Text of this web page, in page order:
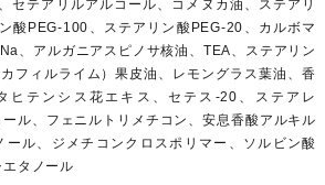
セテアリルアルコール、コメヌカ油、ステアリ
酸PEG-100、ステアリン酸PEG-20、カルボマ
、アルガニアスピノサ核油、TEA、ステアリン
フィルライム）果皮油、レモングラス葉油、香
ヒテンシス花エキス、セテス-20、ステアレ
ル、フェニルトリメチコン、安息香酸アルキル
ール、ジメチコンクロスポリマー、ソルビン酸
タノール